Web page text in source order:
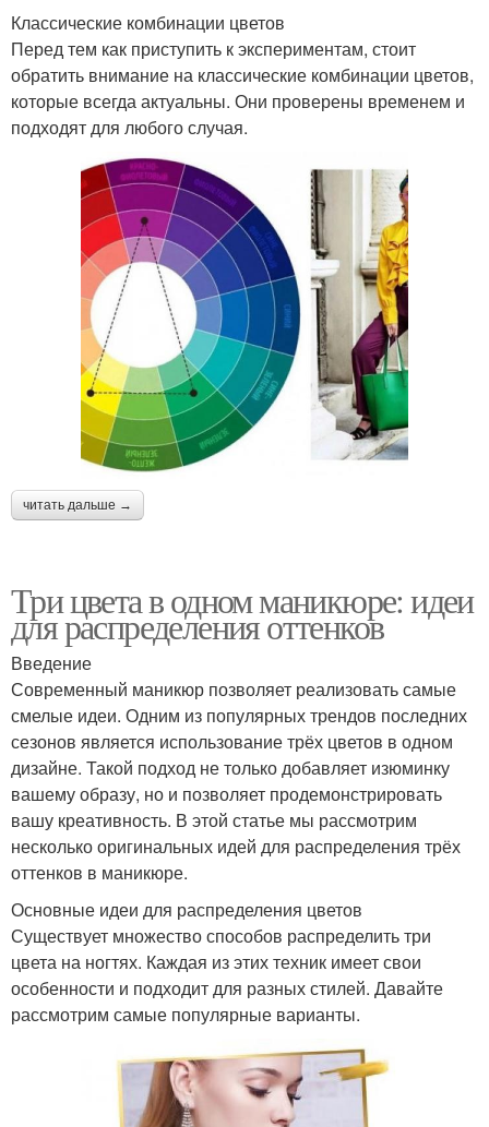
Классические комбинации цветов
Перед тем как приступить к экспериментам, стоит
обратить внимание на классические комбинации цветов,
которые всегда актуальны. Они проверены временем и
подходят для любого случая.
читать дальше →
Три цвета в одном маникюре: идеи
для распределения оттенков
Введение
Современный маникюр позволяет реализовать самые
смелые идеи. Одним из популярных трендов последних
сезонов является использование трёх цветов в одном
дизайне. Такой подход не только добавляет изюминку
вашему образу, но и позволяет продемонстрировать
вашу креативность. В этой статье мы рассмотрим
несколько оригинальных идей для распределения трёх
оттенков в маникюре.
Основные идеи для распределения цветов
Существует множество способов распределить три
цвета на ногтях. Каждая из этих техник имеет свои
особенности и подходит для разных стилей. Давайте
рассмотрим самые популярные варианты.